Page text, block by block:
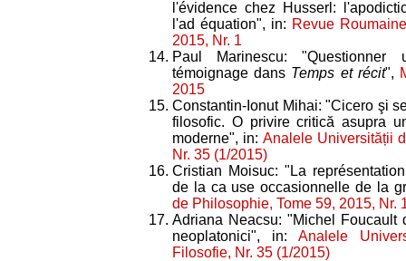
l'évidence chez Husserl:
l'ad équation", in: Revue
2015, Nr. 1
Paul Marinescu:
témoignage dans Temps et récit",
2015
Constantin-Ionut Mihai: "Cicero şi
filosofic. O privire critică asupra
moderne", in: Analele Universității
Nr. 35 (1/2015)
Cristian Moisuc: "La
de la ca use occasionnelle de la
de Philosophie, Tome 59, 2015, Nr.
Adriana Neacsu: "Michel Foucault
neoplatonici", in: Analele
Filosofie, Nr. 35 (1/2015)